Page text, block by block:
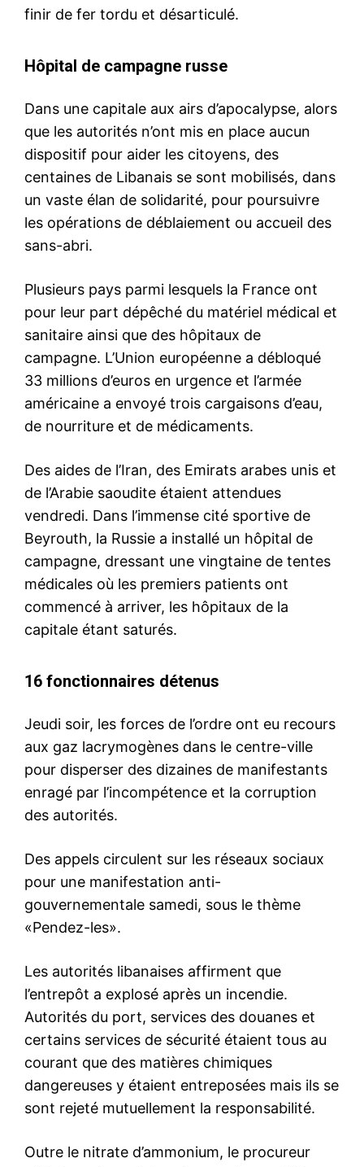
finir de fer tordu et désarticulé.
Hôpital de campagne russe
Dans une capitale aux airs d’apocalypse, alors
que les autorités n’ont mis en place aucun
dispositif pour aider les citoyens, des
centaines de Libanais se sont mobilisés, dans
un vaste élan de solidarité, pour poursuivre
les opérations de déblaiement ou accueil des
sans-abri.
Plusieurs pays parmi lesquels la France ont
pour leur part dépêché du matériel médical et
sanitaire ainsi que des hôpitaux de
campagne. L’Union européenne a débloqué
33 millions d’euros en urgence et l’armée
américaine a envoyé trois cargaisons d’eau,
de nourriture et de médicaments.
Des aides de l’Iran, des Emirats arabes unis et
de l’Arabie saoudite étaient attendues
vendredi. Dans l’immense cité sportive de
Beyrouth, la Russie a installé un hôpital de
campagne, dressant une vingtaine de tentes
médicales où les premiers patients ont
commencé à arriver, les hôpitaux de la
capitale étant saturés.
16 fonctionnaires détenus
Jeudi soir, les forces de l’ordre ont eu recours
aux gaz lacrymogènes dans le centre-ville
pour disperser des dizaines de manifestants
enragé par l’incompétence et la corruption
des autorités.
Des appels circulent sur les réseaux sociaux
pour une manifestation anti-
gouvernementale samedi, sous le thème
«Pendez-les».
Les autorités libanaises affirment que
l’entrepôt a explosé après un incendie.
Autorités du port, services des douanes et
certains services de sécurité étaient tous au
courant que des matières chimiques
dangereuses y étaient entreposées mais ils se
sont rejeté mutuellement la responsabilité.
Outre le nitrate d’ammonium, le procureur